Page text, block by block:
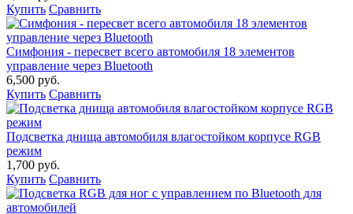
Купить Сравнить
Симфония - пересвет всего автомобиля 18 элементов
управление через Bluetooth
6,500 руб.
Купить Сравнить
Подсветка днища автомобиля влагостойком корпусе RGB
режим
1,700 руб.
Купить Сравнить